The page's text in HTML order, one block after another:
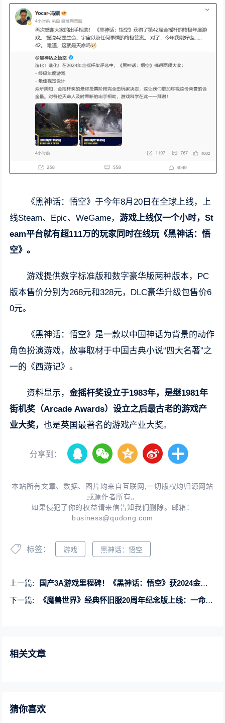
《黑神话：悟空》于今年8月20日在全球上线，上
线Steam、Epic、WeGame，游戏上线仅一个小时，St
eam平台就有超111万的玩家同时在线玩《黑神话：悟
空》。
游戏提供数字标准版和数字豪华版两种版本，PC
版本售价分别为268元和328元，DLC豪华升级包售价6
0元。
《黑神话：悟空》是一款以中国神话为背景的动作
角色扮演游戏，故事取材于中国古典小说“四大名著”之
一的《西游记》。
资料显示，金摇杆奖设立于1983年，是继1981年
街机奖（Arcade Awards）设立之后最古老的游戏产
业大奖，也是英国最著名的游戏产业大奖。
分享到：
本站所有文章、数据、图片均来自互联网,一切版权均归源网站
或源作者所有。
如果侵犯了你的权益请来信告知我们删除。邮箱：
business@qudong.com
标签： 游戏 黑神话：悟空
上一篇:
国产3A游戏里程碑！《黑神话：悟空》获2024金摇杆最佳视觉设计奖
下一篇:
《魔兽世界》经典怀旧服20周年纪念版上线：一命通关 死亡无法复活！
相关文章
猜你喜欢